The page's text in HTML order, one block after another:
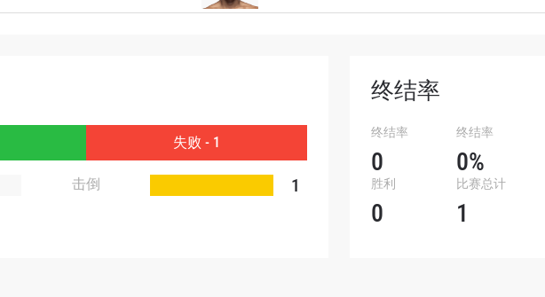
失败 - 1
击倒 1
终结率
终结率
0
终结率
0%
胜利
0
比赛总计
1
提交此表格签署弹出免责声明，即表示您同意我们的隐私政策，我
集、使用和披露您的信息。您可以随时取消订阅这些信息。